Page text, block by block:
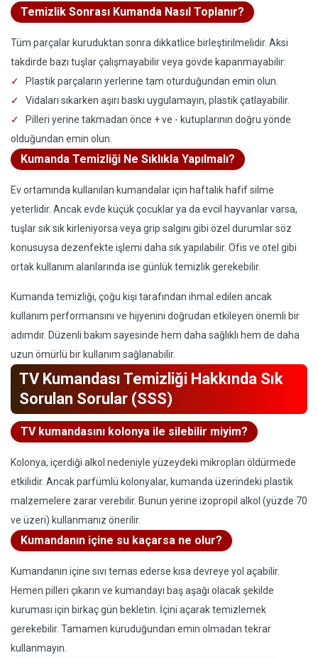
Temizlik Sonrası Kumanda Nasıl Toplanır?
Tüm parçalar kuruduktan sonra dikkatlice birleştirilmelidir. Aksi
takdirde bazı tuşlar çalışmayabilir veya gövde kapanmayabilir:
Plastik parçaların yerlerine tam oturduğundan emin olun.
Vidaları sıkarken aşırı baskı uygulamayın, plastik çatlayabilir.
Pilleri yerine takmadan önce + ve - kutuplarının doğru yönde
olduğundan emin olun.
Kumanda Temizliği Ne Sıklıkla Yapılmalı?
Ev ortamında kullanılan kumandalar için haftalık hafif silme
yeterlidir. Ancak evde küçük çocuklar ya da evcil hayvanlar varsa,
tuşlar sık sık kirleniyorsa veya grip salgını gibi özel durumlar söz
konusuysa dezenfekte işlemi daha sık yapılabilir. Ofis ve otel gibi
ortak kullanım alanlarında ise günlük temizlik gerekebilir.
Kumanda temizliği, çoğu kişi tarafından ihmal edilen ancak
kullanım performansını ve hijyenini doğrudan etkileyen önemli bir
adımdır. Düzenli bakım sayesinde hem daha sağlıklı hem de daha
uzun ömürlü bir kullanım sağlanabilir.
TV Kumandası Temizliği Hakkında Sık
Sorulan Sorular (SSS)
TV kumandasını kolonya ile silebilir miyim?
Kolonya, içerdiği alkol nedeniyle yüzeydeki mikropları öldürmede
etkilidir. Ancak parfümlü kolonyalar, kumanda üzerindeki plastik
malzemelere zarar verebilir. Bunun yerine izopropil alkol (yüzde 70
ve üzeri) kullanmanız önerilir.
Kumandanın içine su kaçarsa ne olur?
Kumandanın içine sıvı temas ederse kısa devreye yol açabilir.
Hemen pilleri çıkarın ve kumandayı baş aşağı olacak şekilde
kuruması için birkaç gün bekletin. İçini açarak temizlemek
gerekebilir. Tamamen kuruduğundan emin olmadan tekrar
kullanmayın.